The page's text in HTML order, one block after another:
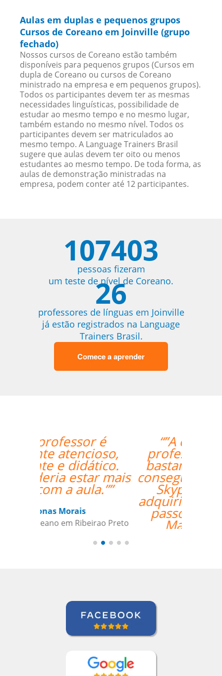
Aulas em duplas e pequenos grupos
Cursos de Coreano em Joinville (grupo
fechado)
Nossos cursos de Coreano estão também
disponíveis para pequenos grupos (Cursos em
dupla de Coreano ou cursos de Coreano
ministrado na empresa e em pequenos grupos).
Todos os participantes devem ter as mesmas
necessidades linguísticas, possibilidade de
estudar ao mesmo tempo e no mesmo lugar,
também estando no mesmo nível. Todos os
participantes devem ser matriculados ao
mesmo tempo. A Language Trainers Brasil
sugere que aulas devem ter oito ou menos
estudantes ao mesmo tempo. De toda forma, as
aulas de demonstração ministradas na
empresa, podem conter até 12 participantes.
107403
pessoas fizeram
um teste de nível de Coreano.
26
professores de línguas em Joinville
já estão registrados na Language
Trainers Brasil.
Comece a aprender
“”A experiente
professora Mei foi
bastante didática e
conseguiu mesmo via
Skype me fazer
adquirir os primeiros
passos de Chinês
Mandarim.””
Antonio Pina